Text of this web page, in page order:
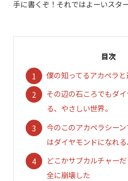
手に書くぞ！それではよーいスター
目次
僕の知ってるアカペラと
その辺の石ころでもダ
る、やさしい世界。
今のこのアカペラシー
はダイヤモンドになれる
どこかサブカルチャー
全に崩壊した